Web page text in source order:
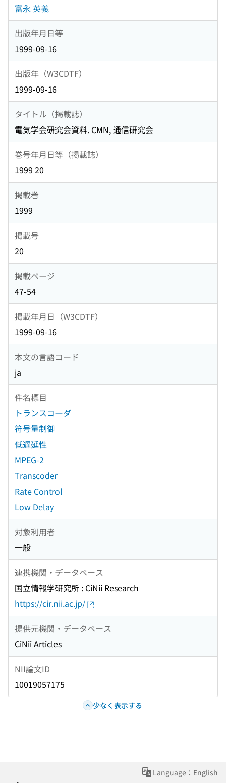
富永 英義
出版年月日等
1999-09-16
出版年（W3CDTF）
1999-09-16
タイトル（掲載誌）
電気学会研究会資料. CMN, 通信研究会
巻号年月日等（掲載誌）
1999 20
掲載巻
1999
掲載号
20
掲載ページ
47-54
掲載年月日（W3CDTF）
1999-09-16
本文の言語コード
ja
件名標目
トランスコーダ
符号量制御
低遅延性
MPEG-2
Transcoder
Rate Control
Low Delay
対象利用者
一般
連携機関・データベース
国立情報学研究所 : CiNii Research
https://cir.nii.ac.jp/
提供元機関・データベース
CiNii Articles
NII論文ID
10019057175
少なく表示する
Language：English